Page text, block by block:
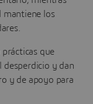
mantiene los
que
desperdicio y dan
y de apoyo para